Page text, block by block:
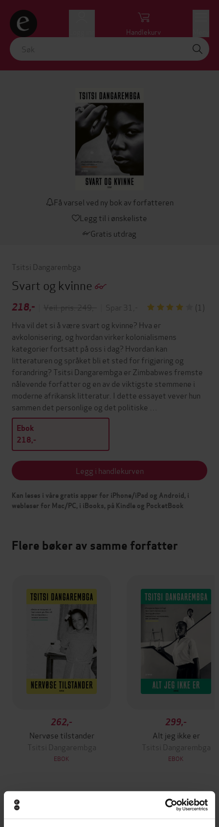
Handlekurv
Få varsel ved ny bok av forfatteren
Legg til i ønskeliste
Gratis utdrag
Tsitsi Dangarembga
Svart og kvinne
218,- Veil. pris: 249,- Spar 31,-
(1)
Hva vil det si å være svart og kvinne? Hva er
avkolonisering, og hvordan virker kolonialismens
kategorier fortsatt på oss i dag? Hvordan kan
litteraturen og språket bli et sted for frigjøring og
forandring? Tsitsi Dangarembga er Zimbabwes fremste
nålevende forfatter og en av de viktigste stemmene i
moderne afrikansk litteratur. I dette essayet vever hun
sammen det personlige og det politiske …
Ebok
218,-
Legg i handlekurven
Kan leses i våre gratis apper for iPhone/iPad og Android, i
webleser for Mac/PC, i iBooks, på Kindle og PocketBook
Flere bøker av samme forfatter
262,-
Nervøse tilstander
Tsitsi Dangarembga
EBOK
299,-
Alt jeg ikke er
Tsitsi Dangarembga
EBOK
Andre har også kjøpt